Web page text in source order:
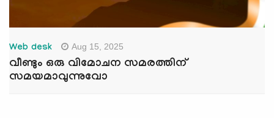
Web desk Aug 15, 2025
വീണ്ടും ഒരു വിമോചന സമരത്തിന്
സമയമാവുന്നുവോ